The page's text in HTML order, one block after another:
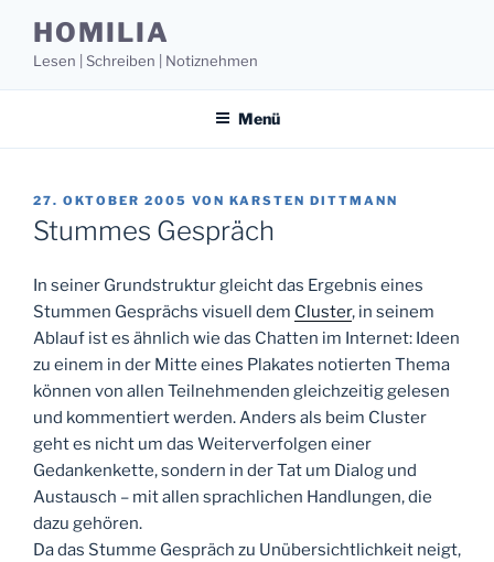
Inhalt
springen
HOMILIA
Lesen | Schreiben | Notiznehmen
Menü
VERÖFFENTLICHT
AM
27. OKTOBER 2005 VON KARSTEN DITTMANN
Stummes Gespräch
In seiner Grundstruktur gleicht das Ergebnis eines
Stummen Gesprächs visuell dem Cluster, in seinem
Ablauf ist es ähnlich wie das Chatten im Internet: Ideen
zu einem in der Mitte eines Plakates notierten Thema
können von allen Teilnehmenden gleichzeitig gelesen
und kommentiert werden. Anders als beim Cluster
geht es nicht um das Weiterverfolgen einer
Gedankenkette, sondern in der Tat um Dialog und
Austausch – mit allen sprachlichen Handlungen, die
dazu gehören.
Da das Stumme Gespräch zu Unübersichtlichkeit neigt,